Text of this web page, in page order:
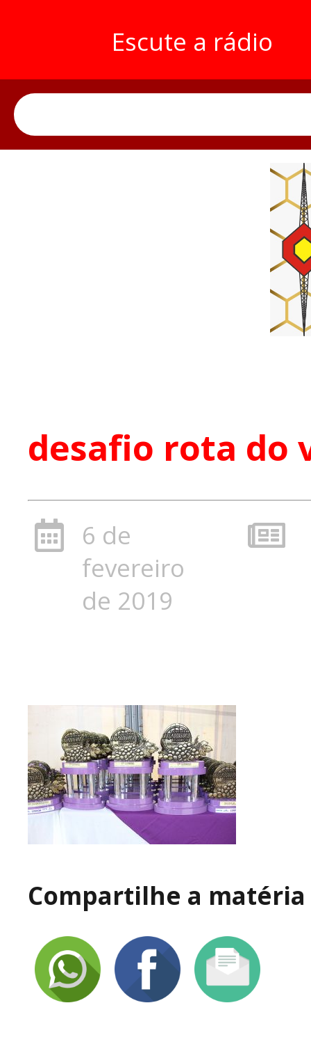
Escute a rádio
desafio rota do
6 de
fevereiro
de 2019
Compartilhe a